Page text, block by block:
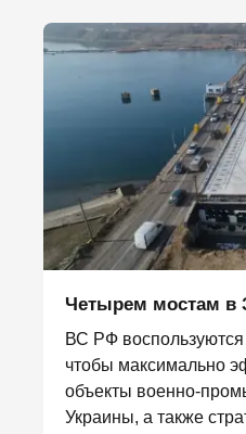
Четырем мостам в
ВС РФ
чтобы максимально
объекты военно-
Украины, а также